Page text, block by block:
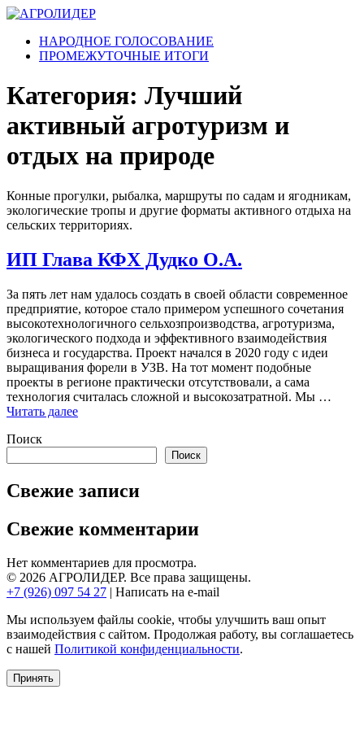
Перейти
содержимому
НАРОДНОЕ ГОЛОСОВАНИЕ
ПРОМЕЖУТОЧНЫЕ ИТОГИ
Категория: Лучший
активный агротуризм и
отдых на природе
Конные прогулки, рыбалка, маршруты по садам и ягодникам,
экологические тропы и другие форматы активного отдыха на
сельских территориях.
ИП Глава КФХ Дудко О.А.
За пять лет нам удалось создать в своей области современное
предприятие, которое стало примером успешного сочетания
высокотехнологичного сельхозпроизводства, агротуризма,
экологического подхода и эффективного взаимодействия
бизнеса и государства. Проект начался в 2020 году с идеи
выращивания форели в УЗВ. На тот момент подобные
проекты в регионе практически отсутствовали, а сама
технология считалась сложной и высокозатратной. Мы …
Читать далее
Поиск
Поиск
Свежие записи
Свежие комментарии
Нет комментариев для просмотра.
© 2026 АГРОЛИДЕР. Все права защищены.
+7 (926) 097 54 27 | Написать на e‑mail
Мы используем файлы cookie, чтобы улучшить ваш опыт
взаимодействия с сайтом. Продолжая работу, вы соглашаетесь
с нашей Политикой конфиденциальности.
Принять